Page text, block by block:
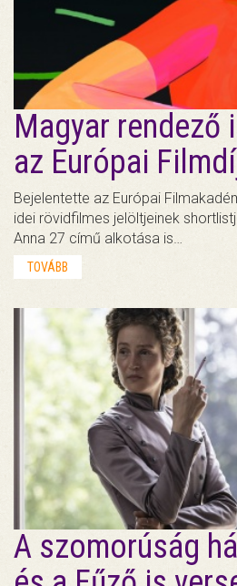
Magyar rendező
az Európai
Bejelentette az Európai
idei rövidfilmes jelöltjeinek
Anna 27 című alkotása is…
TOVÁBB
A szomorúság